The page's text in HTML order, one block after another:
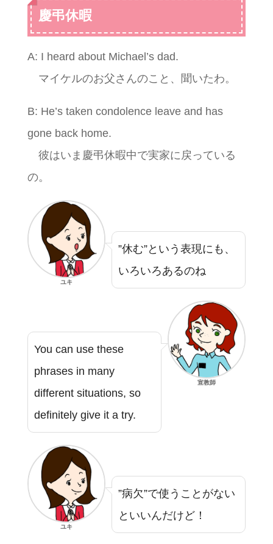
慶弔休暇
A: I heard about Michael’s dad.
マイケルのお父さんのこと、聞いたわ。
B: He’s taken condolence leave and has
gone back home.
彼はいま慶弔休暇中で実家に戻っている
の。
ユキ
”休む”という表現にも、
いろいろあるのね
You can use these
phrases in many
different situations, so
definitely give it a try.
宣教師
ユキ
”病欠”で使うことがない
といいんだけど！